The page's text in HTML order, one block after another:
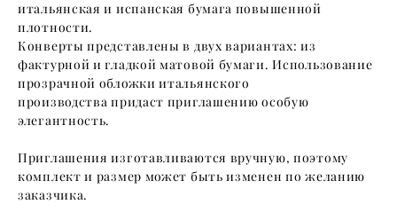
итальянская и испанская бумага повышенной
плотности.
Конверты представлены в двух вариантах: из
фактурной и гладкой матовой бумаги. Использование
прозрачной обложки итальянского
производства придаст приглашению особую
элегантность.
Приглашения изготавливаются вручную, поэтому
комплект и размер может быть изменен по желанию
заказчика.